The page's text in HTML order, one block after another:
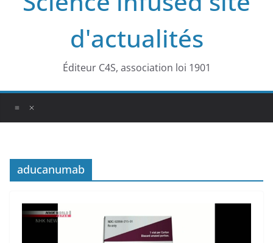
d'actualités
Éditeur C4S, association loi 1901
aducanumab